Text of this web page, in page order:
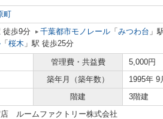
町
徒歩9分 千葉都市モノレール 「 みつわ台 」
「 桜木 」駅 徒歩25分
管理費・共益費
5,000円
築年月（築年数）
1995年 9
階建 3階建
店 ルームファクトリー株式会社